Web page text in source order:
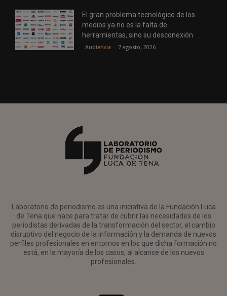
El gran problema tecnológico de los
medios ya no es la falta de
herramientas, sino su desconexión
Audiencia 7 agosto, 2026
Laboratorio de periodismo es una iniciativa de la Fundación Luca
de Tena que nace para tratar de cubrir las necesidades de los
periodistas derivadas de la transformación del sector, el cambio
disruptivo del negocio de la información y la demanda de nuevos
perfiles profesionales en entornos en los que dicha formación no
está, en la mayoría de los casos, al alcance de los nuevos
profesionales.